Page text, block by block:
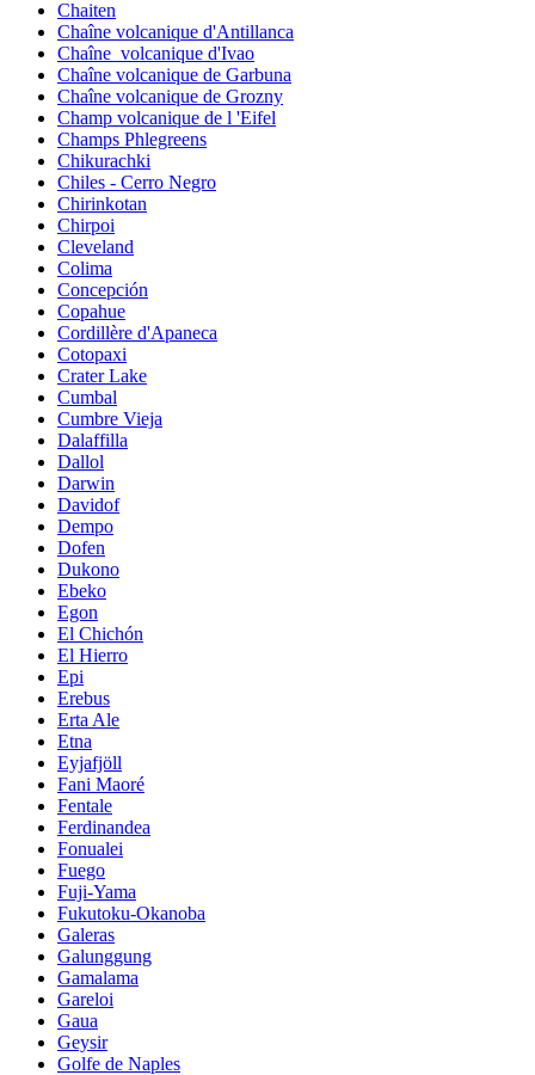
Chaiten
Chaîne volcanique d'Antillanca
Chaîne_volcanique d'Ivao
Chaîne volcanique de Garbuna
Chaîne volcanique de Grozny
Champ volcanique de l 'Eifel
Champs Phlegreens
Chikurachki
Chiles - Cerro Negro
Chirinkotan
Chirpoi
Cleveland
Colima
Concepción
Copahue
Cordillère d'Apaneca
Cotopaxi
Crater Lake
Cumbal
Cumbre Vieja
Dalaffilla
Dallol
Darwin
Davidof
Dempo
Dofen
Dukono
Ebeko
Egon
El Chichón
El Hierro
Epi
Erebus
Erta Ale
Etna
Eyjafjöll
Fani Maoré
Fentale
Ferdinandea
Fonualei
Fuego
Fuji-Yama
Fukutoku-Okanoba
Galeras
Galunggung
Gamalama
Gareloi
Gaua
Geysir
Golfe de Naples